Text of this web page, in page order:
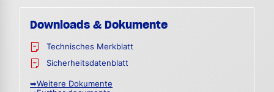
Downloads & Dokumente
Technisches Merkblatt
Sicherheitsdatenblatt
➥Weitere Dokumente